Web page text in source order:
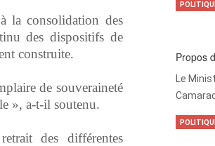
la consolidation des
des dispositifs de
construite.
de souveraineté
», a-t-il soutenu.
des différentes
Propos
Le